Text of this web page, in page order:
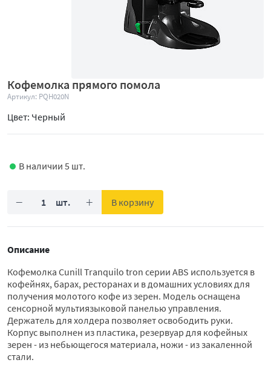
Кофемолка прямого помола
Артикул: PQH020N
Цвет: Черный
В наличии 5 шт.
− + В корзину
Описание
Кофемолка Cunill Tranquilo tron серии ABS используется в
кофейнях, барах, ресторанах и в домашних условиях для
получения молотого кофе из зерен. Модель оснащена
сенсорной мультиязыковой панелью управления.
Держатель для холдера позволяет освободить руки.
Корпус выполнен из пластика, резервуар для кофейных
зерен - из небьющегося материала, ножи - из закаленной
стали.